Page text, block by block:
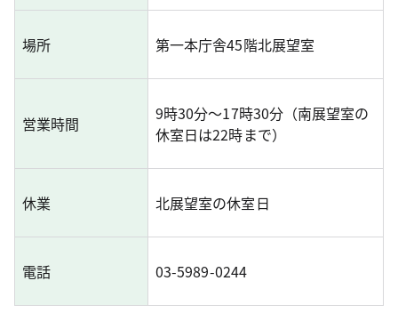
場所 第一本庁舎45階北展望室
営業時間
9時30分～17時30分（南展望室の
休室日は22時まで）
休業 北展望室の休室日
電話 03-5989-0244